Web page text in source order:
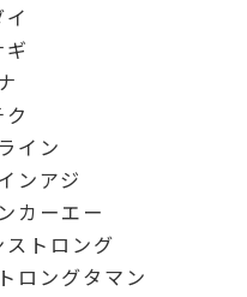
イン
ンアジ
カーエー
ストロング
ロングタマン